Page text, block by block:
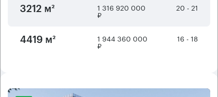
3212 м² 1 316 920 000
₽
20 - 21
4419 м² 1 944 360 000
₽
16 - 18